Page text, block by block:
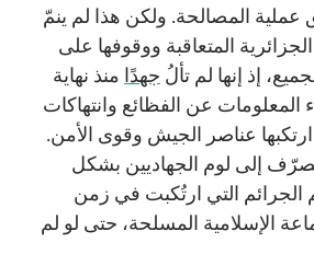
المصالحة. ولكن هذا لم ينمّ
المتعاقبة ووقوفها على
إذ إنها لم تألُ جهدًا منذ نهاية
المعلومات عن الفظائع وانتهاكات
عناصر الجيش وقوى الأمن.
إلى لوم الجهاديين بشكل
التي ارتُكبت في زمن
الإسلامية المسلحة، حتى لو لم